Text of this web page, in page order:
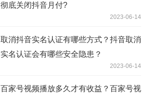
彻底关闭抖音月付?
2023-06-14
取消抖音实名认证有哪些方式？抖音取消
实名认证会有哪些安全隐患？
2023-06-14
百家号视频播放多久才有收益？百家号视